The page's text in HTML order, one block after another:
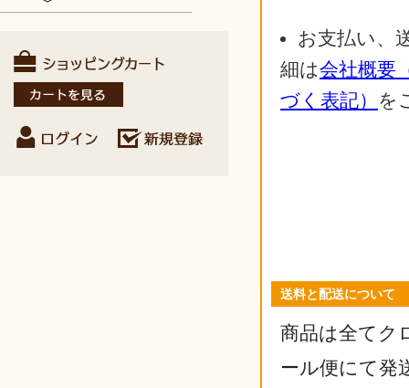
お支払い、
細は会社概要
づく表記） を
送料と配送について
商品は全てク
ール便にて発